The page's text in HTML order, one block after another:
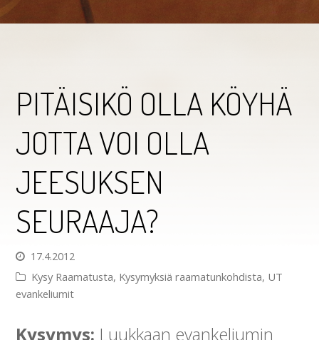
PITÄISIKÖ OLLA KÖYHÄ
JOTTA VOI OLLA
JEESUKSEN
SEURAAJA?
17.4.2012
Kysy Raamatusta, Kysymyksiä raamatunkohdista, UT
evankeliumit
Kysymys: Luukkaan evankeliumin